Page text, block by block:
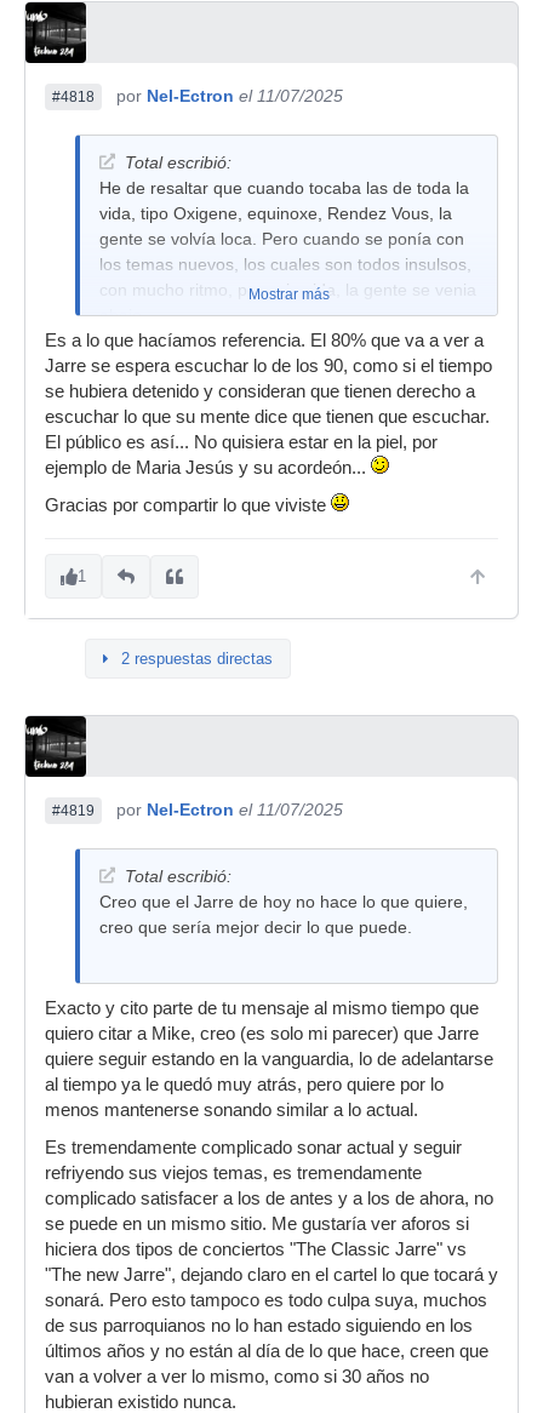
#4818 por Nel-Ectron el 11/07/2025
Total escribió:
He de resaltar que cuando tocaba las de toda la
vida, tipo Oxigene, equinoxe, Rendez Vous, la
gente se volvía loca. Pero cuando se ponía con
los temas nuevos, los cuales son todos insulsos,
con mucho ritmo, pero sin vida, la gente se venia
abajo.
Mostrar más
Es a lo que hacíamos referencia. El 80% que va a ver a
Jarre se espera escuchar lo de los 90, como si el tiempo
se hubiera detenido y consideran que tienen derecho a
escuchar lo que su mente dice que tienen que escuchar.
El público es así... No quisiera estar en la piel, por
ejemplo de Maria Jesús y su acordeón...
Gracias por compartir lo que viviste
1
2 respuestas directas
#4819 por Nel-Ectron el 11/07/2025
Total escribió:
Creo que el Jarre de hoy no hace lo que quiere,
creo que sería mejor decir lo que puede.
Exacto y cito parte de tu mensaje al mismo tiempo que
quiero citar a Mike, creo (es solo mi parecer) que Jarre
quiere seguir estando en la vanguardia, lo de adelantarse
al tiempo ya le quedó muy atrás, pero quiere por lo
menos mantenerse sonando similar a lo actual.
Es tremendamente complicado sonar actual y seguir
refriyendo sus viejos temas, es tremendamente
complicado satisfacer a los de antes y a los de ahora, no
se puede en un mismo sitio. Me gustaría ver aforos si
hiciera dos tipos de conciertos "The Classic Jarre" vs
"The new Jarre", dejando claro en el cartel lo que tocará y
sonará. Pero esto tampoco es todo culpa suya, muchos
de sus parroquianos no lo han estado siguiendo en los
últimos años y no están al día de lo que hace, creen que
van a volver a ver lo mismo, como si 30 años no
hubieran existido nunca.